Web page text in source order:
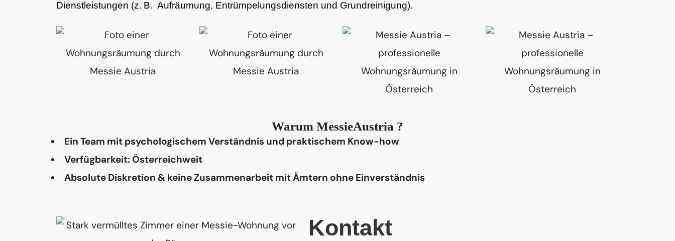
Dienstleistungen (z. B. Aufräumung, Entrümpelungsdiensten und Grundreinigung).
Warum MessieAustria ?
Ein Team mit psychologischem Verständnis und praktischem Know-how
Verfügbarkeit: Österreichweit
Absolute Diskretion & keine Zusammenarbeit mit Ämtern ohne Einverständnis
Kontakt